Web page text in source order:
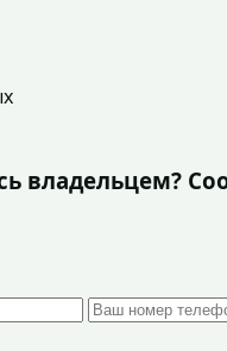
владельцем?